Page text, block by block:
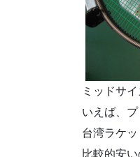
ミッドサ
いえば、プ
台湾ラケ
比較的安